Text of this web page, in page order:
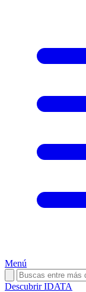
Menú
Descubrir IDATA